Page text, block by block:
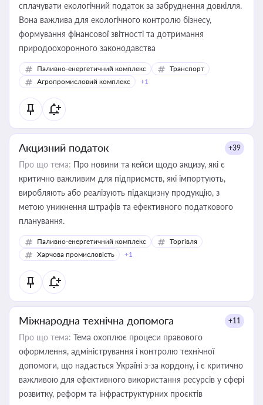
сплачувати екологічний податок за забруднення довкілля.
Вона важлива для екологічного контролю бізнесу,
формування фінансової звітності та дотримання
природоохоронного законодавства
Паливно-енергетичний комплекс
Транспорт
Агропромисловий комплекс
+1
Акцизний податок +39
Про що тема: Про новини та кейси щодо акцизу, які є
критично важливим для підприємств, які імпортують,
виробляють або реалізують підакцизну продукцію, з
метою уникнення штрафів та ефективного податкового
планування.
Паливно-енергетичний комплекс
Торгівля
Харчова промисловість
+1
Міжнародна технічна допомога +11
Про що тема: Тема охоплює процеси правового
оформлення, адміністрування і контролю технічної
допомоги, що надається Україні з-за кордону, і є критично
важливою для ефективного використання ресурсів у сфері
розвитку, реформ та інфраструктурних проєктів